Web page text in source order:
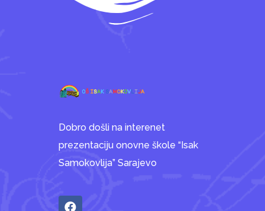
Dobro došli na interenet
prezentaciju onovne škole “Isak
Samokovlija” Sarajevo